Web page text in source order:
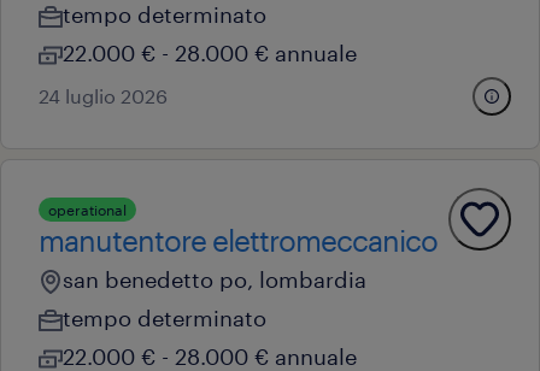
tempo determinato
22.000 € - 28.000 € annuale
24 luglio 2026
operational
manutentore elettromeccanico
san benedetto po, lombardia
tempo determinato
22.000 € - 28.000 € annuale